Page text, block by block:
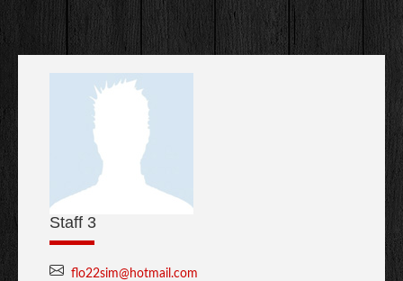
Staff 3
flo22sim@hotmail.com